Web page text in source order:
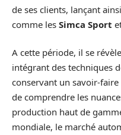
de ses clients, lançant
comme les Simca Sport
A cette période, il se
intégrant des techniques
conservant un savoir-
de comprendre les
production haut de
mondiale, le marché